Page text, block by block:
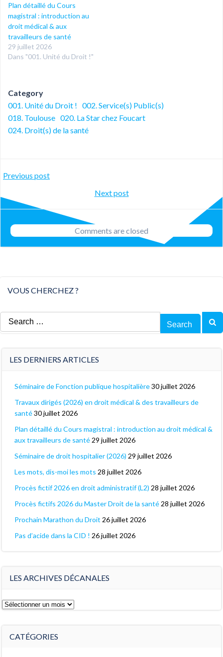
Plan détaillé du Cours
magistral : introduction au
droit médical & aux
travailleurs de santé
29 juillet 2026
Dans "001. Unité du Droit !"
Category
001. Unité du Droit ! 002. Service(s) Public(s)
018. Toulouse 020. La Star chez Foucart
024. Droit(s) de la santé
Post
navigation
Previous post
Post
navigation
Next post
Comments are closed
VOUS CHERCHEZ ?
Search
for:
LES DERNIERS ARTICLES
Séminaire de Fonction publique hospitalière30 juillet 2026
Travaux dirigés (2026) en droit médical & des travailleurs de
santé30 juillet 2026
Plan détaillé du Cours magistral : introduction au droit médical &
aux travailleurs de santé 29 juillet 2026
Séminaire de droit hospitalier (2026) 29 juillet 2026
Les mots, dis-moi les mots 28 juillet 2026
Procès fictif 2026 en droit administratif (L2) 28 juillet 2026
Procès fictifs 2026 du Master Droit de la santé 28 juillet 2026
Prochain Marathon du Droit 26 juillet 2026
Pas d’acide dans la CID ! 26 juillet 2026
LES ARCHIVES DÉCANALES
Les
CATÉGORIES